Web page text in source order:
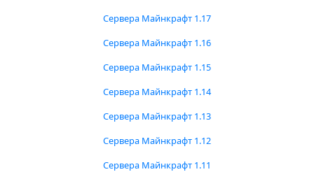
Сервера Майнкрафт 1.17
Сервера Майнкрафт 1.16
Сервера Майнкрафт 1.15
Сервера Майнкрафт 1.14
Сервера Майнкрафт 1.13
Сервера Майнкрафт 1.12
Сервера Майнкрафт 1.11